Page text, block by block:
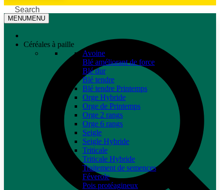
Search
MENUMENU
Céréales à paille
Avoine
Blé améliorant de force
Blé dur
Blé tendre
Blé tendre Printemps
Orge Hybride
Orge de Printemps
Orge 2 rangs
Orge 6 rangs
Seigle
Seigle Hybride
Triticale
Triticale Hybride
Traitement de semences
Féverole
Pois protéagineux